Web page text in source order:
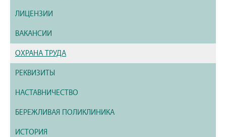
ЛИЦЕНЗИИ
ВАКАНСИИ
ОХРАНА ТРУДА
РЕКВИЗИТЫ
НАСТАВНИЧЕСТВО
БЕРЕЖЛИВАЯ ПОЛИКЛИНИКА
ИСТОРИЯ